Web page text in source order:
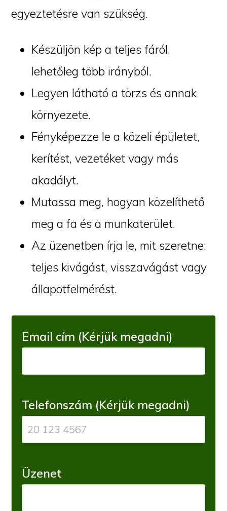
egyeztetésre van szükség.
Készüljön kép a teljes fáról,
lehetőleg több irányból.
Legyen látható a törzs és annak
környezete.
Fényképezze le a közeli épületet,
kerítést, vezetéket vagy más
akadályt.
Mutassa meg, hogyan közelíthető
meg a fa és a munkaterület.
Az üzenetben írja le, mit szeretne:
teljes kivágást, visszavágást vagy
állapotfelmérést.
Email cím (Kérjük megadni)
Telefonszám (Kérjük megadni)
Üzenet